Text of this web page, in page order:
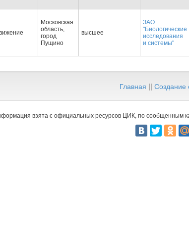
Московская
область,
город
Пущино
высшее
ЗАО
"Биологические
исследования
и системы"
Главная || Создание
взята с официальных ресурсов ЦИК, по сообщенным